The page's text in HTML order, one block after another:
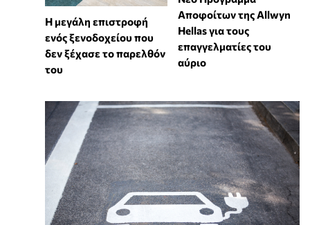
Η μεγάλη επιστροφή
ενός ξενοδοχείου που
δεν ξέχασε το παρελθόν
του
Αποφοίτων της Allwyn
Hellas για τους
επαγγελματίες του
αύριο